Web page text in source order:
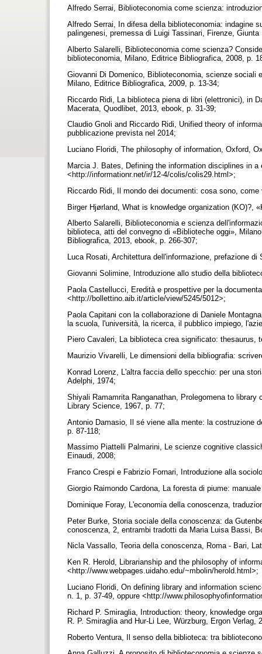
Alfredo Serrai, Biblioteconomia come scienza:
Alfredo Serrai, In difesa della biblioteconomia: indagine
palingenesi, premessa di Luigi Tassinari, Firenze,
Alberto Salarelli, Biblioteconomia come scienza?
biblioteconomia, Milano, Editrice Bibliografica, 2008, p.
Giovanni Di Domenico, Biblioteconomia, scienze
Milano, Editrice Bibliografica, 2009, p. 13-34;
Riccardo Ridi, La biblioteca piena di libri (elettronici), in
Macerata, Quodlibet, 2013, ebook, p. 31-39;
Claudio Gnoli and Riccardo Ridi, Unified theory of
pubblicazione prevista nel 2014;
Luciano Floridi, The philosophy of information, Oxford,
Marcia J. Bates, Defining the information disciplines in
<http://informationr.net/ir/12-4/colis/colis29.html>;
Riccardo Ridi, Il mondo dei documenti: cosa sono,
Birger Hjørland, What is knowledge organization (KO)?,
Alberto Salarelli, Biblioteconomia e scienza
biblioteca, atti del convegno di «Biblioteche oggi»,
Bibliografica, 2013, ebook, p. 266-307;
Luca Rosati, Architettura dell'informazione, prefazione
Giovanni Solimine, Introduzione allo studio della
Paola Castellucci, Eredità e prospettive per la
<http://bollettino.aib.it/article/view/5245/5012>;
Paola Capitani con la collaborazione di Daniele
la scuola, l'università, la ricerca, il pubblico impiego,
Piero Cavaleri, La biblioteca crea significato:
Maurizio Vivarelli, Le dimensioni della bibliografia:
Konrad Lorenz, L'altra faccia dello specchio: per una
Adelphi, 1974;
Shiyali Ramamrita Ranganathan, Prolegomena to
Library Science, 1967, p. 77;
Antonio Damasio, Il sé viene alla mente: la costruzione
p. 87-118;
Massimo Piattelli Palmarini, Le scienze cognitive
Einaudi, 2008;
Franco Crespi e Fabrizio Fornari, Introduzione alla
Giorgio Raimondo Cardona, La foresta di piume:
Dominique Foray, L'economia della conoscenza,
Peter Burke, Storia sociale della conoscenza: da
conoscenza, 2, entrambi tradotti da Maria Luisa Bassi,
Nicla Vassallo, Teoria della conoscenza, Roma - Bari,
Ken R. Herold, Librarianship and the philosophy of
<http://www.webpages.uidaho.edu/~mbolin/herold.html>;
Luciano Floridi, On defining library and information
n. 1, p. 37-49, oppure <http://
Richard P. Smiraglia, Introduction: theory, knowledge
R. P. Smiraglia and Hur-Li Lee, Würzburg, Ergon Verlag,
Roberto Ventura, Il senso della biblioteca: tra